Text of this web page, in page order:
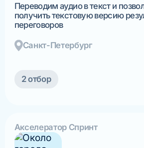
Переводим аудио в текст и
получить текстовую версию
переговоров
Санкт-Петербург
2 отбор
Акселератор Спринт